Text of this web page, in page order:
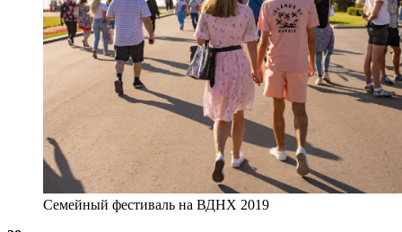
Семейный фестиваль на ВДНХ 2019